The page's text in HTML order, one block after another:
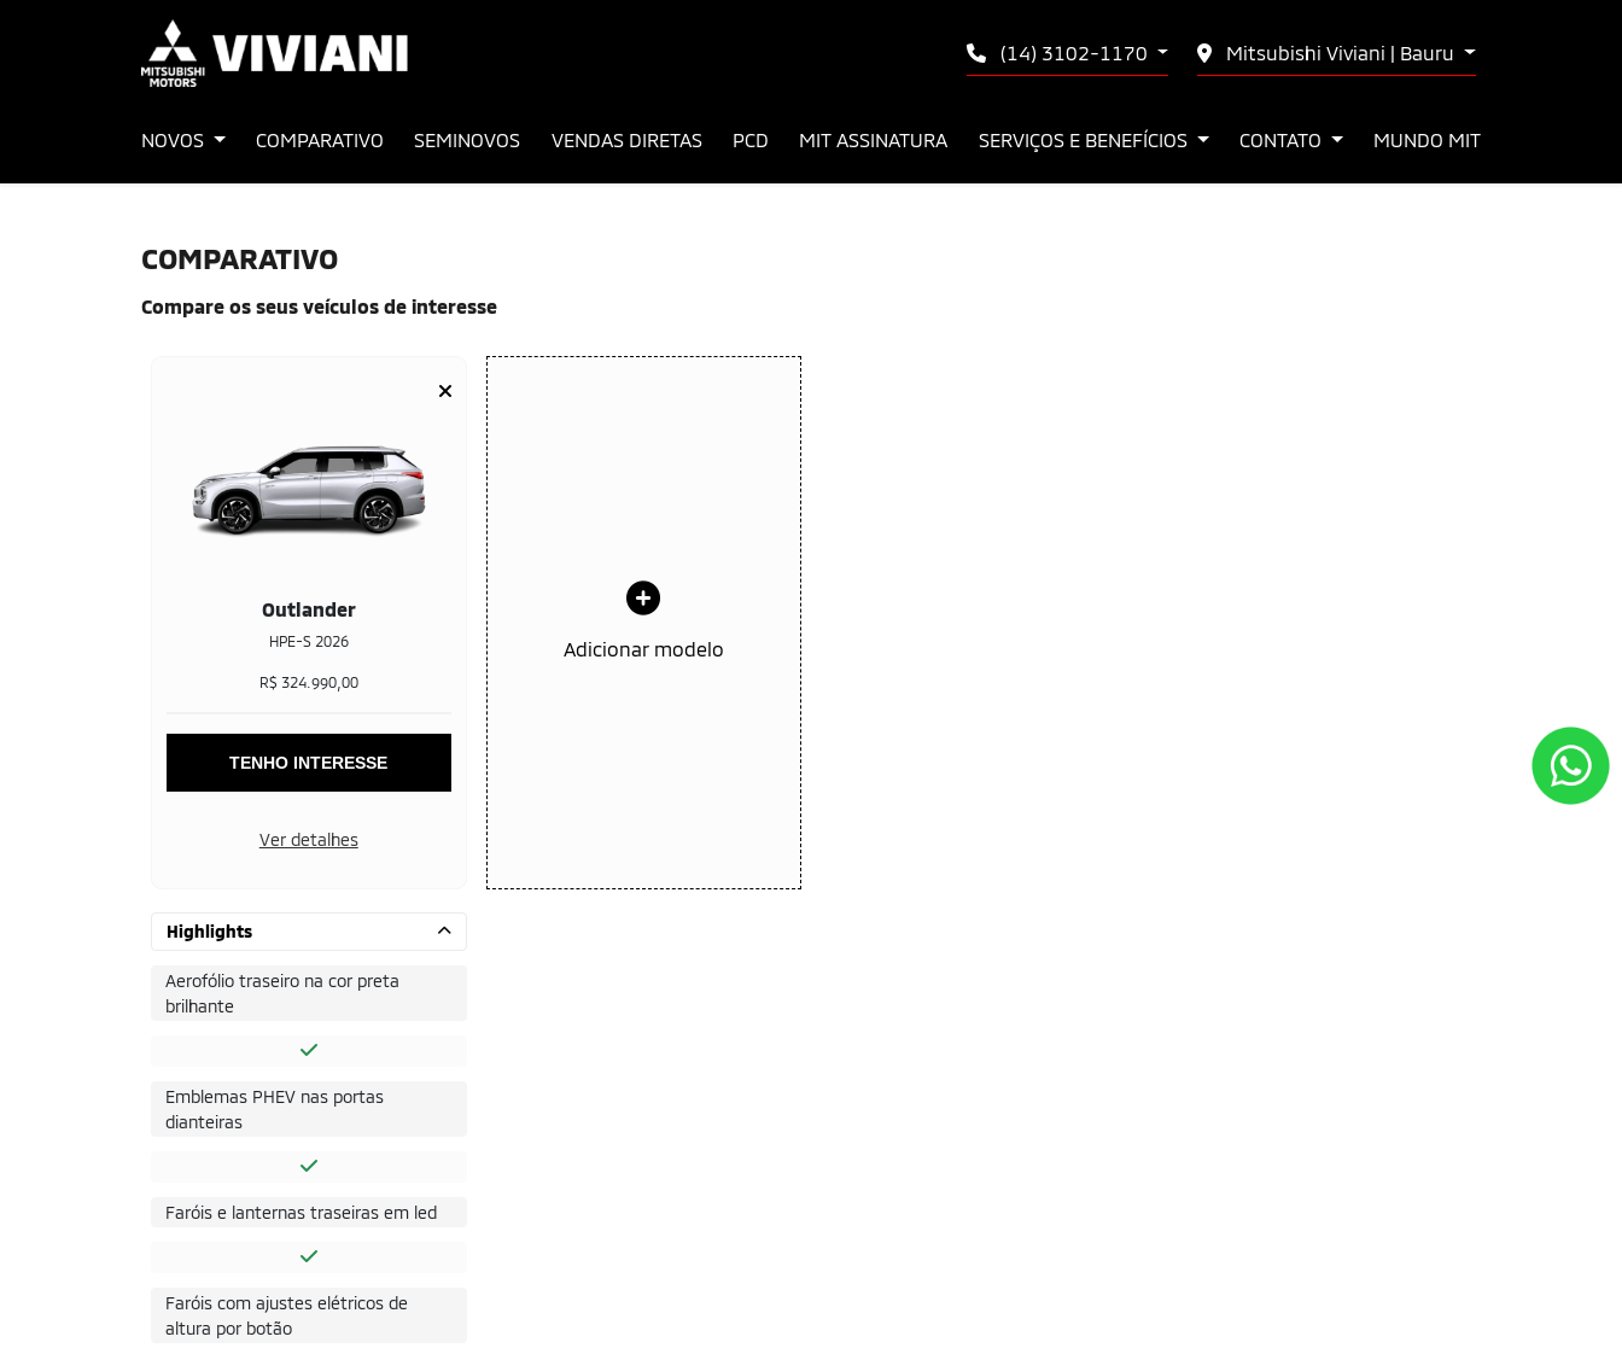
(14) 3102-1170 Mitsubishi Viviani | Bauru
NOVOS COMPARATIVO SEMINOVOS VENDAS DIRETAS PCD MIT ASSINATURA SERVIÇOS E BENEFÍCIOS CONTATO MUNDO MIT
COMPARATIVO
Compare os seus veículos de interesse
Outlander
HPE-S 2026
R$ 324.990,00
TENHO INTERESSE
Ver detalhes
Adicionar modelo
Highlights
Aerofólio traseiro na cor preta
brilhante
Emblemas PHEV nas portas
dianteiras
Faróis e lanternas traseiras em led
Faróis com ajustes elétricos de
altura por botão